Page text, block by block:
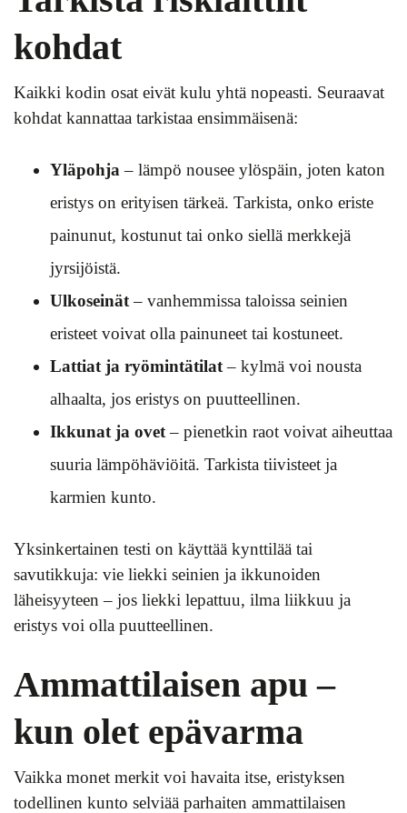
kohdat
Kaikki kodin osat eivät kulu yhtä nopeasti. Seuraavat
kohdat kannattaa tarkistaa ensimmäisenä:
Yläpohja – lämpö nousee ylöspäin, joten katon
eristys on erityisen tärkeä. Tarkista, onko eriste
painunut, kostunut tai onko siellä merkkejä
jyrsijöistä.
Ulkoseinät– vanhemmissa taloissa seinien
eristeet voivat olla painuneet tai kostuneet.
Lattiat ja ryömintätilat– kylmä voi nousta
alhaalta, jos eristys on puutteellinen.
Ikkunat ja ovet– pienetkin raot voivat aiheuttaa
suuria lämpöhäviöitä. Tarkista tiivisteet ja
karmien kunto.
Yksinkertainen testi on käyttää kynttilää tai
savutikkuja: vie liekki seinien ja ikkunoiden
läheisyyteen – jos liekki lepattuu, ilma liikkuu ja
eristys voi olla puutteellinen.
Ammattilaisen apu –
kun olet epävarma
Vaikka monet merkit voi havaita itse, eristyksen
todellinen kunto selviää parhaiten ammattilaisen